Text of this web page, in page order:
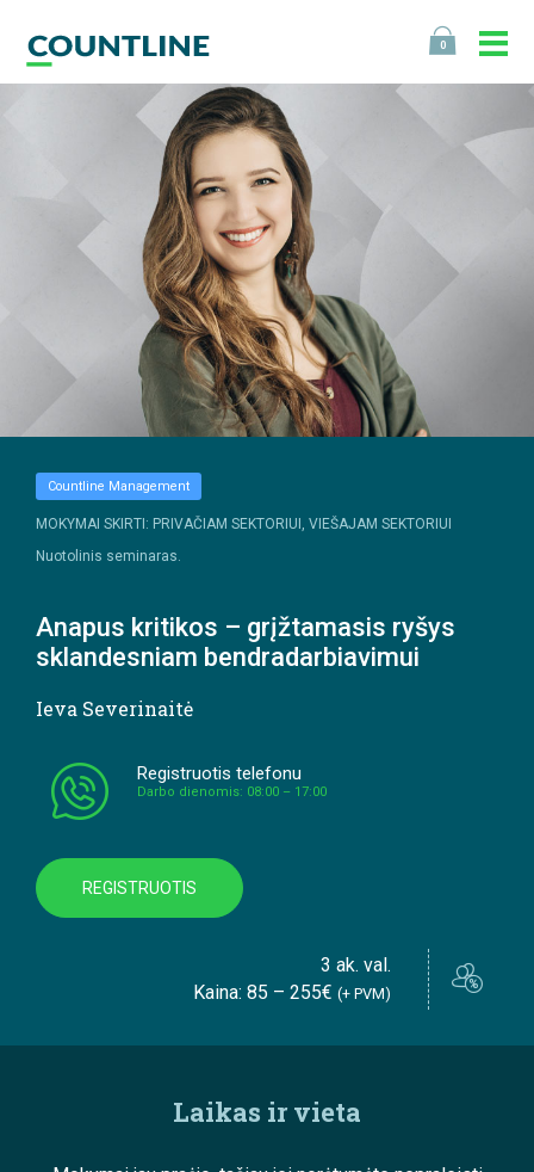
0
Countline Management
MOKYMAI SKIRTI: PRIVAČIAM SEKTORIUI, VIEŠAJAM SEKTORIUI
Nuotolinis seminaras.
Anapus kritikos – grįžtamasis ryšys
sklandesniam bendradarbiavimui
Ieva Severinaitė
Registruotis telefonu
Darbo dienomis: 08:00 – 17:00
REGISTRUOTIS
3 ak. val.
Kaina: 85 – 255€ (+ PVM)
Laikas ir vieta